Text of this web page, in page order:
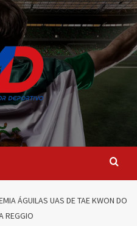
ÁGUILAS UAS DE TAE KWON DO
REGGIO